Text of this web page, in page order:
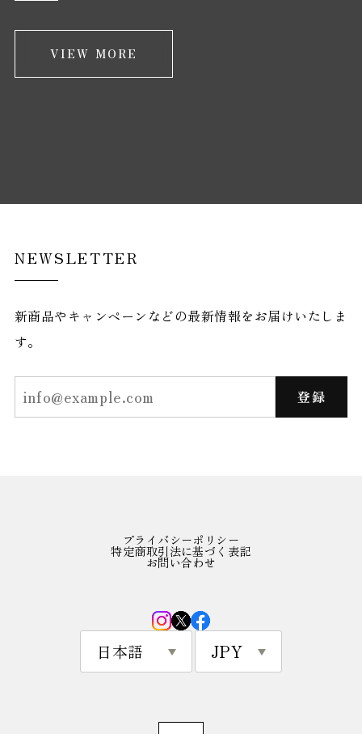
VIEW MORE
NEWSLETTER
新商品やキャンペーンなどの最新情報をお届けいたしま
す。
登録
プライバシーポリシー
特定商取引法に基づく表記
お問い合わせ